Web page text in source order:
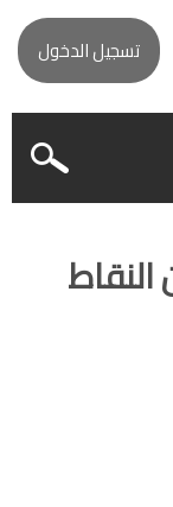
تسجيل الدخول